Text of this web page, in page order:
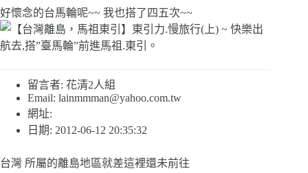
好懷念的台馬輪呢~~ 我也搭了四五次~~
留言者: 花清2人組
Email: lainmmman@yahoo.com.tw
網址:
日期: 2012-06-12 20:35:32
台灣 所屬的離島地區就差這裡還未前往